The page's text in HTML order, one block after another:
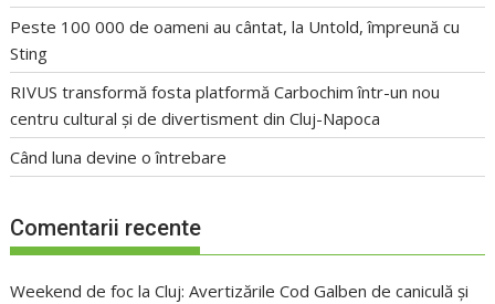
Peste 100 000 de oameni au cântat, la Untold, împreună cu
Sting
RIVUS transformă fosta platformă Carbochim într-un nou
centru cultural și de divertisment din Cluj-Napoca
Când luna devine o întrebare
Comentarii recente
Weekend de foc la Cluj: Avertizările Cod Galben de caniculă și